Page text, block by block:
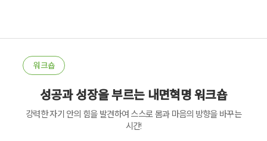
워크숍
성공과 성장을 부르는 내면혁명 워크숍
강력한 자기 안의 힘을 발견하여 스스로 몸과 마음의 방향을 바꾸는
시간!